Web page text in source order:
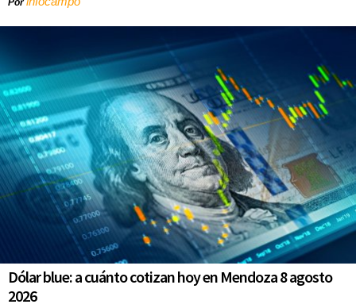
Por
Dólar blue: a cuánto cotizan hoy en Mendoza 8 agosto
2026